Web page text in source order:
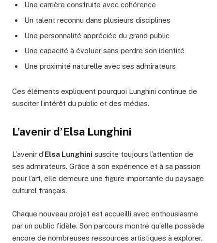
Une carrière construite avec cohérence
Un talent reconnu dans plusieurs disciplines
Une personnalité appréciée du grand public
Une capacité à évoluer sans perdre son identité
Une proximité naturelle avec ses admirateurs
Ces éléments expliquent pourquoi Lunghini continue de
susciter l’intérêt du public et des médias.
L’avenir d’Elsa Lunghini
L’avenir d’Elsa Lunghini suscite toujours l’attention de
ses admirateurs. Grâce à son expérience et à sa passion
pour l’art, elle demeure une figure importante du paysage
culturel français.
Chaque nouveau projet est accueilli avec enthousiasme
par un public fidèle. Son parcours montre qu’elle possède
encore de nombreuses ressources artistiques à explorer.